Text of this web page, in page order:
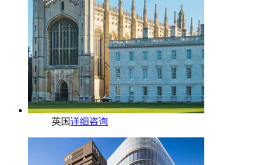
英国详细咨询